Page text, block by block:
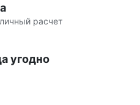
расчет
угодно